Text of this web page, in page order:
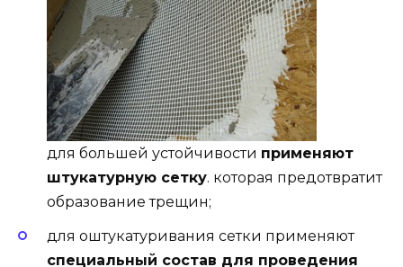
для большей устойчивости применяют
штукатурную сетку. которая предотвратит
образование трещин;
для оштукатуривания сетки применяют
специальный состав для проведения